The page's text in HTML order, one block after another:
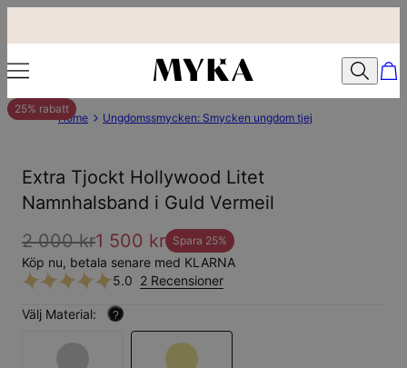
25% rabatt
Home Ungdomssmycken: Smycken ungdom tjej
Extra Tjockt Hollywood Litet
Namnhalsband i Guld Vermeil
2 000 kr1 500 kr Spara 25%
Köp nu, betala senare med KLARNA
5.0 2 Recensioner
Välj Material: ?